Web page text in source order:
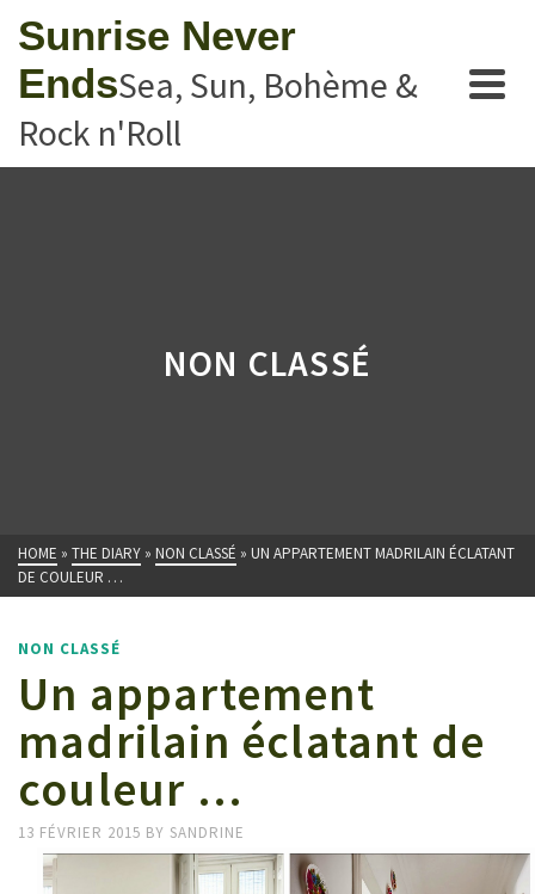
Sunrise Never
EndsSea, Sun, Bohème &
Rock n'Roll
NON CLASSÉ
HOME » THE DIARY » NON CLASSÉ » UN APPARTEMENT MADRILAIN ÉCLATANT
DE COULEUR …
NON CLASSÉ
Un appartement
madrilain éclatant de
couleur …
13 FÉVRIER 2015 BY SANDRINE